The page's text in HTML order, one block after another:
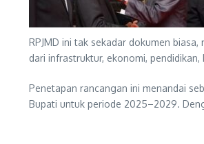
RPJMD ini tak sekadar dokumen
dari infrastruktur, ekonomi,
Penetapan rancangan ini menandai
Bupati untuk periode 2025–2029.